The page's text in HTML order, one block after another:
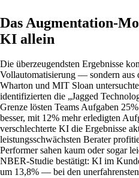
Das Augmentation-
KI allein
Die überzeugendsten Ergebnisse
Vollautomatisierung — sondern aus
Wharton und MIT Sloan
identifizierten die „Jagged
Grenze lösten Teams Aufgaben
besser, mit 12% mehr erledigten
verschlechterte KI die Ergebnisse
leistungsschwächsten Berater
Performer sahen kaum oder sogar
NBER-Studie bestätigt: KI im
um 13,8% — bei den